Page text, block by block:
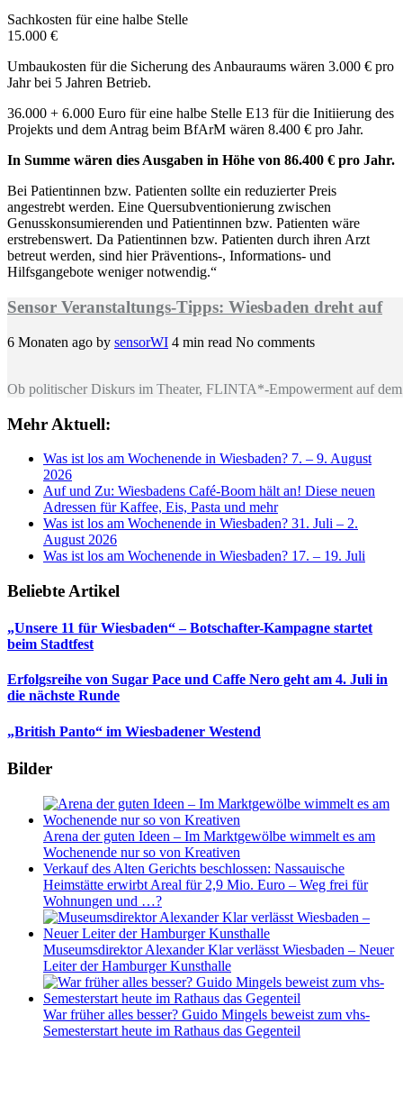
Sachkosten für eine halbe Stelle
15.000 €
Umbaukosten für die Sicherung des Anbauraums wären 3.000 € pro
Jahr bei 5 Jahren Betrieb.
36.000 + 6.000 Euro für eine halbe Stelle E13 für die Initiierung des
Projekts und dem Antrag beim BfArM wären 8.400 € pro Jahr.
In Summe wären dies Ausgaben in Höhe von 86.400 € pro Jahr.
Bei Patientinnen bzw. Patienten sollte ein reduzierter Preis
angestrebt werden. Eine Quersubventionierung zwischen
Genusskonsumierenden und Patientinnen bzw. Patienten wäre
erstrebenswert. Da Patientinnen bzw. Patienten durch ihren Arzt
betreut werden, sind hier Präventions-, Informations- und
Hilfsgangebote weniger notwendig.“
Sensor Veranstaltungs-Tipps: Wiesbaden dreht auf
6 Monaten ago by sensorWI 4 min read No comments
Ob politischer Diskurs im Theater, FLINTA*-Empowerment auf
Mehr Aktuell:
Was ist los am Wochenende in Wiesbaden? 7. – 9. August
2026
Auf und Zu: Wiesbadens Café-Boom hält an! Diese neuen
Adressen für Kaffee, Eis, Pasta und mehr
Was ist los am Wochenende in Wiesbaden? 31. Juli – 2.
August 2026
Was ist los am Wochenende in Wiesbaden? 17. – 19. Juli
Beliebte Artikel
„Unsere 11 für Wiesbaden“ – Botschafter-Kampagne startet
beim Stadtfest
Erfolgsreihe von Sugar Pace und Caffe Nero geht am 4. Juli in
die nächste Runde
„British Panto“ im Wiesbadener Westend
Bilder
Arena der guten Ideen – Im Marktgewölbe wimmelt es am
Wochenende nur so von Kreativen
Verkauf des Alten Gerichts beschlossen: Nassauische
Heimstätte erwirbt Areal für 2,9 Mio. Euro – Weg frei für
Wohnungen und …?
Museumsdirektor Alexander Klar verlässt Wiesbaden – Neuer
Leiter der Hamburger Kunsthalle
War früher alles besser? Guido Mingels beweist zum vhs-
Semesterstart heute im Rathaus das Gegenteil